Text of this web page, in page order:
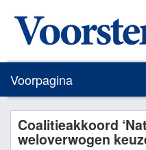
Voorpagina
Coalitieakkoord
weloverwogen